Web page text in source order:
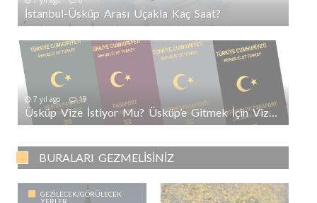
İstanbul-Üsküp Arası Uçakla Kaç Saat?
7 yıl ago 19
Üsküp Vize İstiyor Mu? Üsküp’e Gitmek İçin Vize Gerekli Mi?
BURALARI GEZMELISINIZ
GEZILECEK/GÖRÜLECEK
YERLER